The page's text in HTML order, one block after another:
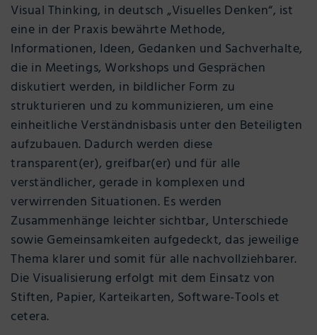
Visual Thinking, in deutsch „Visuelles Denken“, ist
eine in der Praxis bewährte Methode,
Informationen, Ideen, Gedanken und Sachverhalte,
die in Meetings, Workshops und Gesprächen
diskutiert werden, in bildlicher Form zu
strukturieren und zu kommunizieren, um eine
einheitliche Verständnisbasis unter den Beteiligten
aufzubauen. Dadurch werden diese
transparent(er), greifbar(er) und für alle
verständlicher, gerade in komplexen und
verwirrenden Situationen. Es werden
Zusammenhänge leichter sichtbar, Unterschiede
sowie Gemeinsamkeiten aufgedeckt, das jeweilige
Thema klarer und somit für alle nachvollziehbarer.
Die Visualisierung erfolgt mit dem Einsatz von
Stiften, Papier, Karteikarten, Software-Tools et
cetera.